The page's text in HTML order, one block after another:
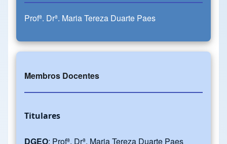
Profª. Drª. Maria Tereza Duarte Paes
Membros Docentes
Titulares
DGEO: Profª. Drª. Maria Tereza Duarte Paes